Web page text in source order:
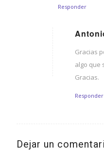
Responder
Gracias
algo que
Gracias.
Responder
Dejar un